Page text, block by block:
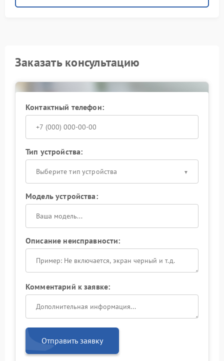
Заказать консультацию
Контактный телефон:
Тип устройства:
Выберите тип устройства
Модель устройства:
Описание неисправности:
Комментарий к заявке:
Отправить заявку